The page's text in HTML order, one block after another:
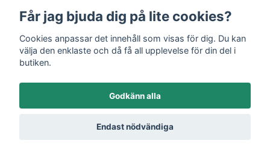
Sociala medier
© 2026 Hobbykojan
Får jag bjuda dig på lite cookies?
Cookies anpassar det innehåll som visas för dig. Du kan
välja den enklaste och då få all upplevelse för din del i
butiken.
Godkänn alla
Endast nödvändiga